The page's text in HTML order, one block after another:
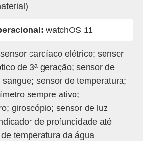
watchOS 11
sensor cardíaco elétrico; sensor
de 3ª geração; sensor de
sangue; sensor de temperatura;
sempre ativo;
giroscópio; sensor de luz
de profundidade até
temperatura da água